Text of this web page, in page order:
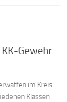
Gewehr
im Kreis
Klassen